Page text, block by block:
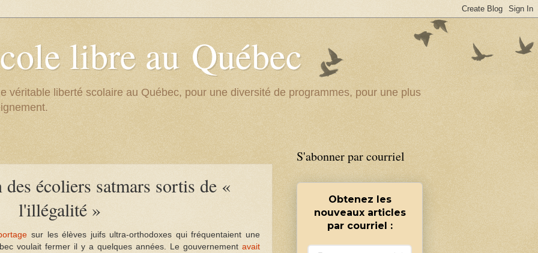
libre au Québec
véritable liberté scolaire au Québec, pour une diversité de programmes, pour une plus
écoliers satmars sortis de «
l'illégalité »
sur les élèves juifs ultra-orthodoxes qui fréquentaient une
voulait fermer il y a quelques années. Le gouvernement avait
S'abonner par courriel
Obtenez les
nouveaux articles
par courriel :